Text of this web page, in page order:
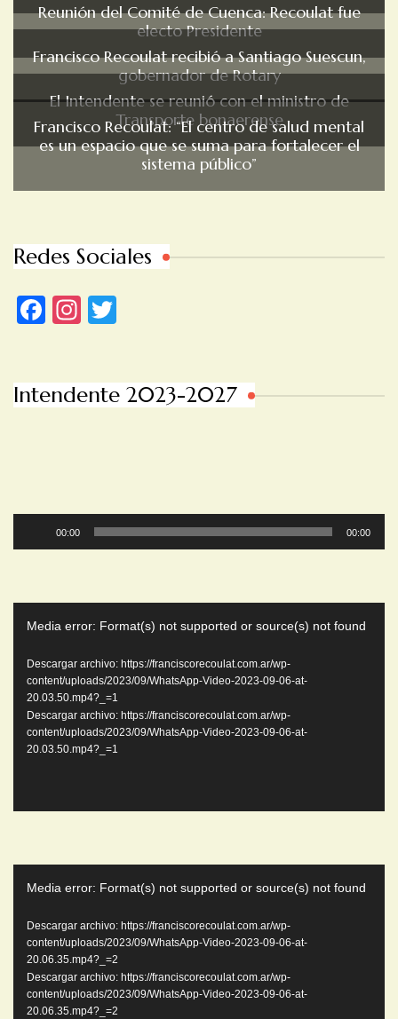
Reunión del Comité de Cuenca: Recoulat fue
electo Presidente
Francisco Recoulat recibió a Santiago Suescun,
gobernador de Rotary
El Intendente se reunió con el ministro de
Transporte bonaerense
Francisco Recoulat: “El centro de salud mental
es un espacio que se suma para fortalecer el
sistema público”
Redes Sociales
Facebook
Instagram
Intendente 2023-2027
Reproductor
de
00:00 00:00
video
Media error: Format(s) not supported or source(s) not found
Descargar archivo: https://franciscorecoulat.com.ar/wp-
content/uploads/2023/09/WhatsApp-Video-2023-09-06-at-
20.03.50.mp4?_=1
Descargar archivo: https://franciscorecoulat.com.ar/wp-
content/uploads/2023/09/WhatsApp-Video-2023-09-06-at-
20.03.50.mp4?_=1
video
Media error: Format(s) not supported or source(s) not found
Descargar archivo: https://franciscorecoulat.com.ar/wp-
content/uploads/2023/09/WhatsApp-Video-2023-09-06-at-
20.06.35.mp4?_=2
Descargar archivo: https://franciscorecoulat.com.ar/wp-
content/uploads/2023/09/WhatsApp-Video-2023-09-06-at-
20.06.35.mp4?_=2